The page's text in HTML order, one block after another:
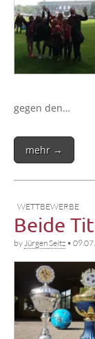
gegen den…
mehr →
WETTBEWERBE
Beide
byJürgen Seitz •